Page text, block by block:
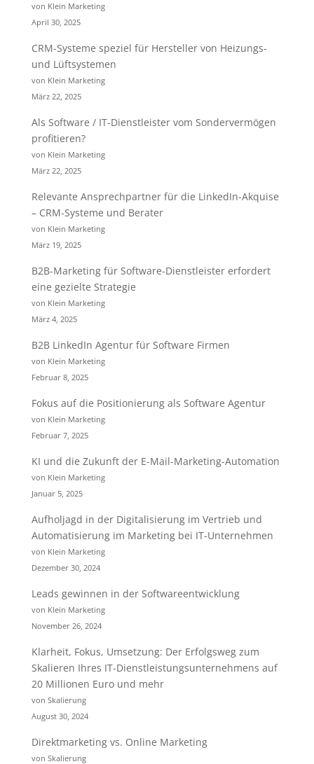
von Klein Marketing
April 30, 2025
CRM-Systeme speziel für Hersteller von Heizungs-
und Lüftsystemen
von Klein Marketing
März 22, 2025
Als Software / IT-Dienstleister vom Sondervermögen
profitieren?
von Klein Marketing
März 22, 2025
Relevante Ansprechpartner für die LinkedIn-Akquise
– CRM-Systeme und Berater
von Klein Marketing
März 19, 2025
B2B-Marketing für Software-Dienstleister erfordert
eine gezielte Strategie
von Klein Marketing
März 4, 2025
B2B LinkedIn Agentur für Software Firmen
von Klein Marketing
Februar 8, 2025
Fokus auf die Positionierung als Software Agentur
von Klein Marketing
Februar 7, 2025
KI und die Zukunft der E-Mail-Marketing-Automation
von Klein Marketing
Januar 5, 2025
Aufholjagd in der Digitalisierung im Vertrieb und
Automatisierung im Marketing bei IT-Unternehmen
von Klein Marketing
Dezember 30, 2024
Leads gewinnen in der Softwareentwicklung
von Klein Marketing
November 26, 2024
Klarheit, Fokus, Umsetzung: Der Erfolgsweg zum
Skalieren Ihres IT-Dienstleistungsunternehmens auf
20 Millionen Euro und mehr
von Skalierung
August 30, 2024
Direktmarketing vs. Online Marketing
von Skalierung